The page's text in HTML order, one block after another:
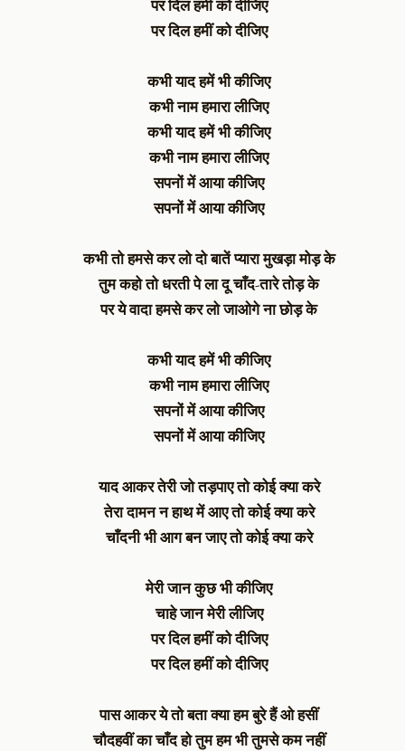
पर दिल हमीं को दीजिए​
पर दिल हमीं को दीजिए
कभी याद हमें भी कीजिए
कभी नाम हमारा लीजिए​
कभी याद हमें भी कीजिए
कभी नाम हमारा लीजिए
सपनों में आया कीजिए​
सपनों में आया कीजिए
कभी तो हमसे कर लो दो बातें प्यारा मुखड़ा मोड़ के
तुम कहो तो धरती पे ला दू चाँद-तारे तोड़ के
पर ये वादा हमसे कर लो जाओगे ना छोड़ के
कभी याद हमें भी कीजिए
कभी नाम हमारा लीजिए
सपनों में आया कीजिए
सपनों में आया कीजिए
याद आकर तेरी जो तड़पाए तो कोई क्या करे
तेरा दामन न हाथ में आए तो कोई क्या करे
चाँदनी भी आग बन जाए तो कोई क्या करे
मेरी जान कुछ भी कीजिए
चाहे जान मेरी लीजिए
पर दिल हमीं को दीजिए
पर दिल हमीं को दीजिए
पास आकर ये तो बता क्या हम बुरे हैं ओ हसीं
चौदहवीं का चाँद हो तुम हम भी तुमसे कम नहीं